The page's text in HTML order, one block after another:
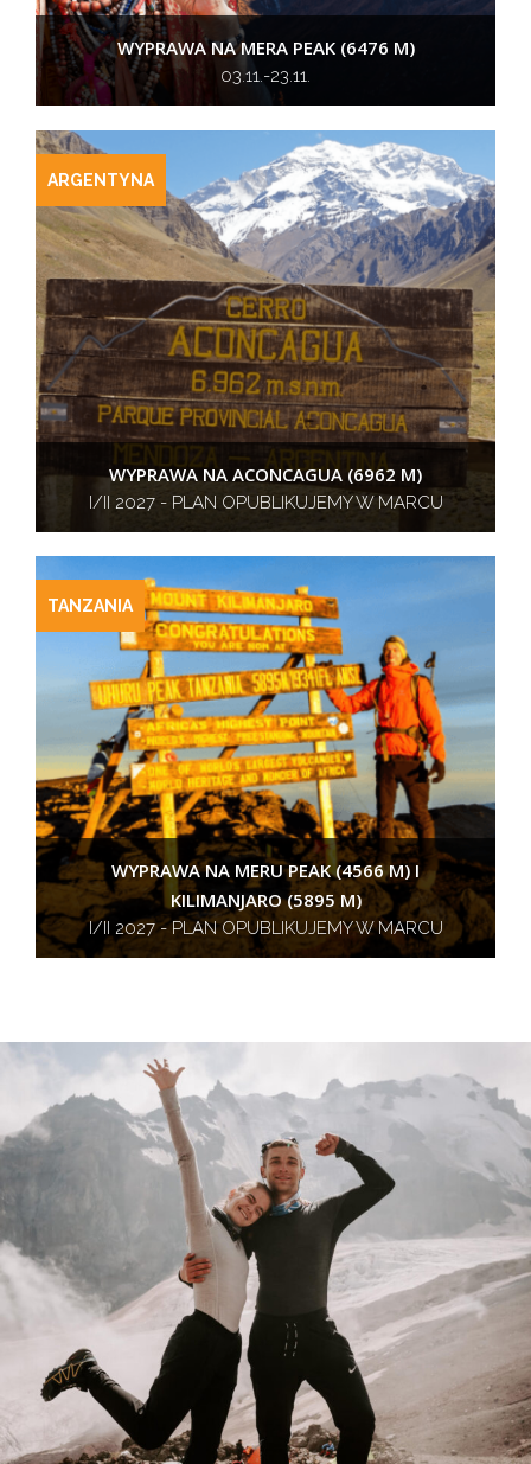
WYPRAWA NA MERA PEAK (6476 M)
03.11.-23.11.
WYPRAWA NA ACONCAGUA (6962 M)
I/II 2027 - PLAN OPUBLIKUJEMY W MARCU
ARGENTYNA
WYPRAWA NA MERU PEAK (4566 M) I
KILIMANJARO (5895 M)
I/II 2027 - PLAN OPUBLIKUJEMY W MARCU
TANZANIA